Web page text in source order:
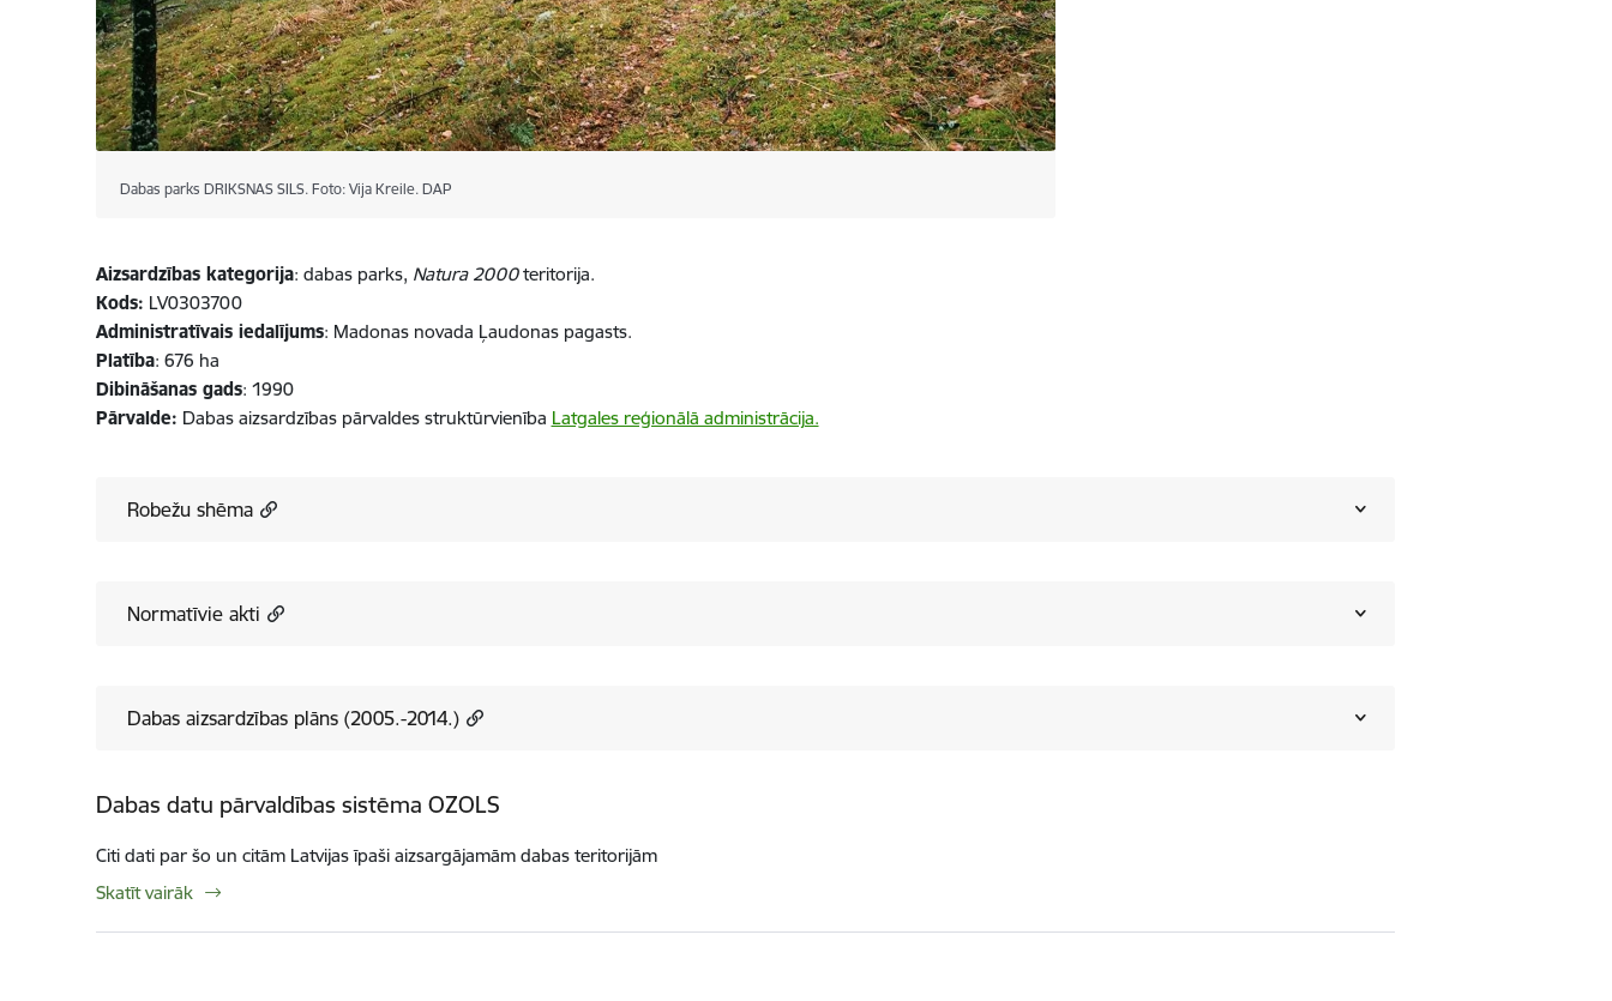
Dabas parks DRIKSNAS SILS. Foto: Vija Kreile. DAP
Aizsardzības kategorija: dabas parks, Natura 2000teritorija.
Kods: LV0303700
Administratīvais iedalījums: Madonas novada Ļaudonas pagasts.
Platība: 676 ha
Dibināšanas gads: 1990
Pārvalde: Dabas aizsardzības pārvaldes struktūrvienība Latgales reģionālā administrācija.
Robežu shēma
Normatīvie akti
Dabas aizsardzības plāns (2005.-2014.)
Dabas datu pārvaldības sistēma OZOLS
Citi dati par šo un citām Latvijas īpaši aizsargājamām dabas teritorijām
Skatīt vairāk